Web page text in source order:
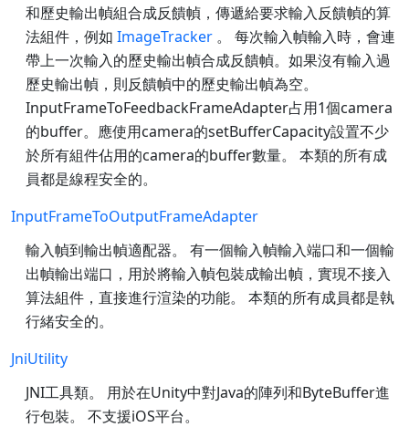
和歷史輸出幀組合成反饋幀，傳遞給要求輸入反饋幀的算
法組件，例如 ImageTracker 。 每次輸入幀輸入時，會連
帶上一次輸入的歷史輸出幀合成反饋幀。如果沒有輸入過
歷史輸出幀，則反饋幀中的歷史輸出幀為空。
InputFrameToFeedbackFrameAdapter占用1個camera
的buffer。應使用camera的setBufferCapacity設置不少
於所有組件佔用的camera的buffer數量。 本類的所有成
員都是線程安全的。
InputFrameToOutputFrameAdapter
輸入幀到輸出幀適配器。 有一個輸入幀輸入端口和一個輸
出幀輸出端口，用於將輸入幀包裝成輸出幀，實現不接入
算法組件，直接進行渲染的功能。 本類的所有成員都是執
行緒安全的。
JniUtility
JNI工具類。 用於在Unity中對Java的陣列和ByteBuffer進
行包裝。 不支援iOS平台。